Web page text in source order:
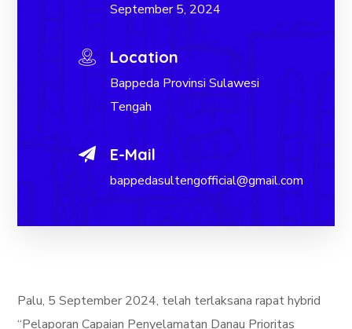
September 5, 2024
Location
Bappeda Provinsi Sulawesi
Tengah
E-Mail
bappedasultengofficial@gmail.com
Palu, 5 September 2024, telah terlaksana rapat hybrid
“Pelaporan Capaian Penyelamatan Danau Prioritas